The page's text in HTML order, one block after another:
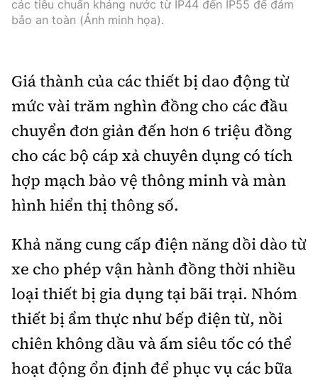
các tiêu chuẩn kháng nước từ IP44 đến IP55 để đảm
bảo an toàn (Ảnh minh họa).
Giá thành của các thiết bị dao động từ
mức vài trăm nghìn đồng cho các đầu
chuyển đơn giản đến hơn 6 triệu đồng
cho các bộ cáp xả chuyên dụng có tích
hợp mạch bảo vệ thông minh và màn
hình hiển thị thông số.
Khả năng cung cấp điện năng dồi dào từ
xe cho phép vận hành đồng thời nhiều
loại thiết bị gia dụng tại bãi trại. Nhóm
thiết bị ẩm thực như bếp điện từ, nồi
chiên không dầu và ấm siêu tốc có thể
hoạt động ổn định để phục vụ các bữa